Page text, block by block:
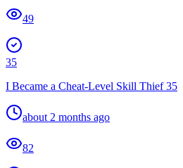
49
35
I Became a Cheat-Level Skill Thief 35
about 2 months ago
82